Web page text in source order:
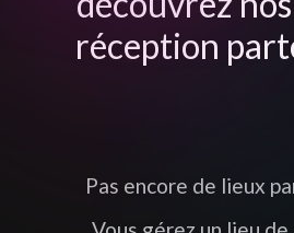
réception
Pas encore de lieux